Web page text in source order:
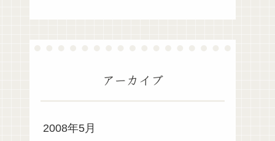
アーカイブ
2008年5月